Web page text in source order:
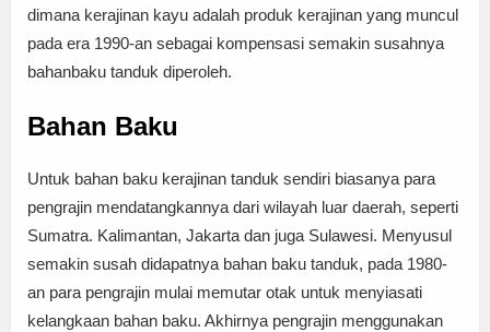
dimana kerajinan kayu adalah produk kerajinan yang muncul
pada era 1990-an sebagai kompensasi semakin susahnya
bahanbaku tanduk diperoleh.
Bahan Baku
Untuk bahan baku kerajinan tanduk sendiri biasanya para
pengrajin mendatangkannya dari wilayah luar daerah, seperti
Sumatra. Kalimantan, Jakarta dan juga Sulawesi. Menyusul
semakin susah didapatnya bahan baku tanduk, pada 1980-
an para pengrajin mulai memutar otak untuk menyiasati
kelangkaan bahan baku. Akhirnya pengrajin menggunakan